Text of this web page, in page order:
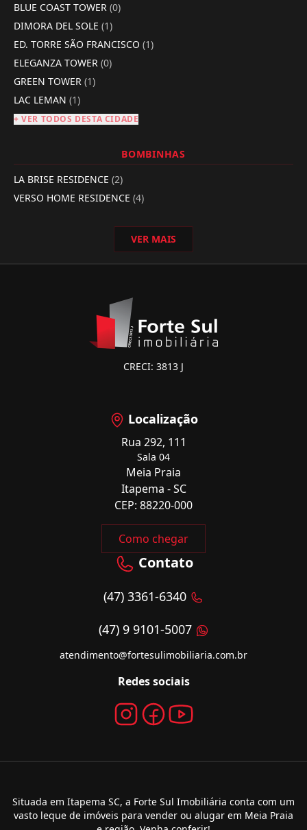
BLUE COAST TOWER (0)
DIMORA DEL SOLE (1)
ED. TORRE SÃO FRANCISCO (1)
ELEGANZA TOWER (0)
GREEN TOWER (1)
LAC LEMAN (1)
+ VER TODOS DESTA CIDADE
BOMBINHAS
LA BRISE RESIDENCE (2)
VERSO HOME RESIDENCE (4)
VER MAIS
CRECI: 3813 J
Localização
Rua 292, 111
Sala 04
Meia Praia
Itapema - SC
CEP: 88220-000
Como chegar
Contato
(47) 3361-6340
(47) 9 9101-5007
atendimento@fortesulimobiliaria.com.br
Redes sociais
Situada em Itapema SC, a Forte Sul Imobiliária conta com um
vasto leque de imóveis para vender ou alugar em Meia Praia